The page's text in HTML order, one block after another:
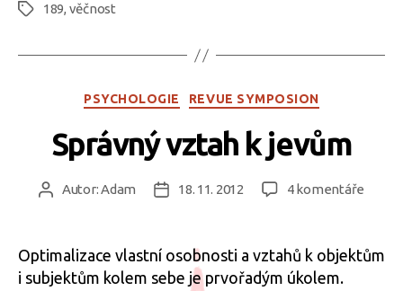
Štítky189, věčnost
Rubriky
PSYCHOLOGIE REVUE SYMPOSION
Správný vztah k jevům
AutorAutor:Adam
Datum
18. 11. 2012 4 komentáře
Optimalizace vlastní osobnosti a vztahů k objektům
i subjektům kolem sebe je prvořadým úkolem.